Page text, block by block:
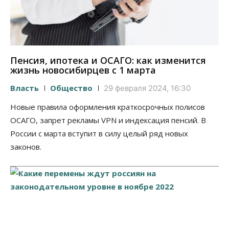
Пенсия, ипотека и ОСАГО: как изменится
жизнь новосибирцев с 1 марта
Власть Общество 29 февраля 2024, 16:30
Новые правила оформления краткосрочных полисов
ОСАГО, запрет рекламы VPN и индексация пенсий. В
России с марта вступит в силу целый ряд новых
законов.